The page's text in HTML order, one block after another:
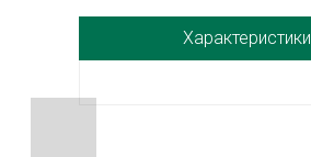
Характеристики